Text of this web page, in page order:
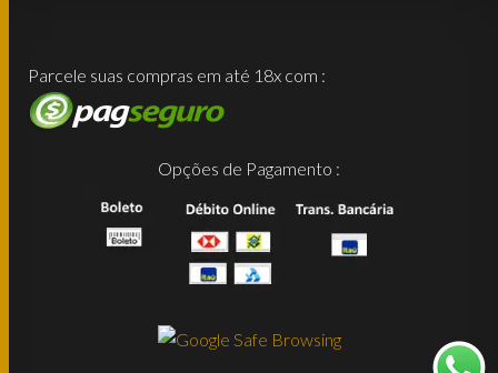
Parcele suas compras em até 18x com :
Opções de Pagamento :